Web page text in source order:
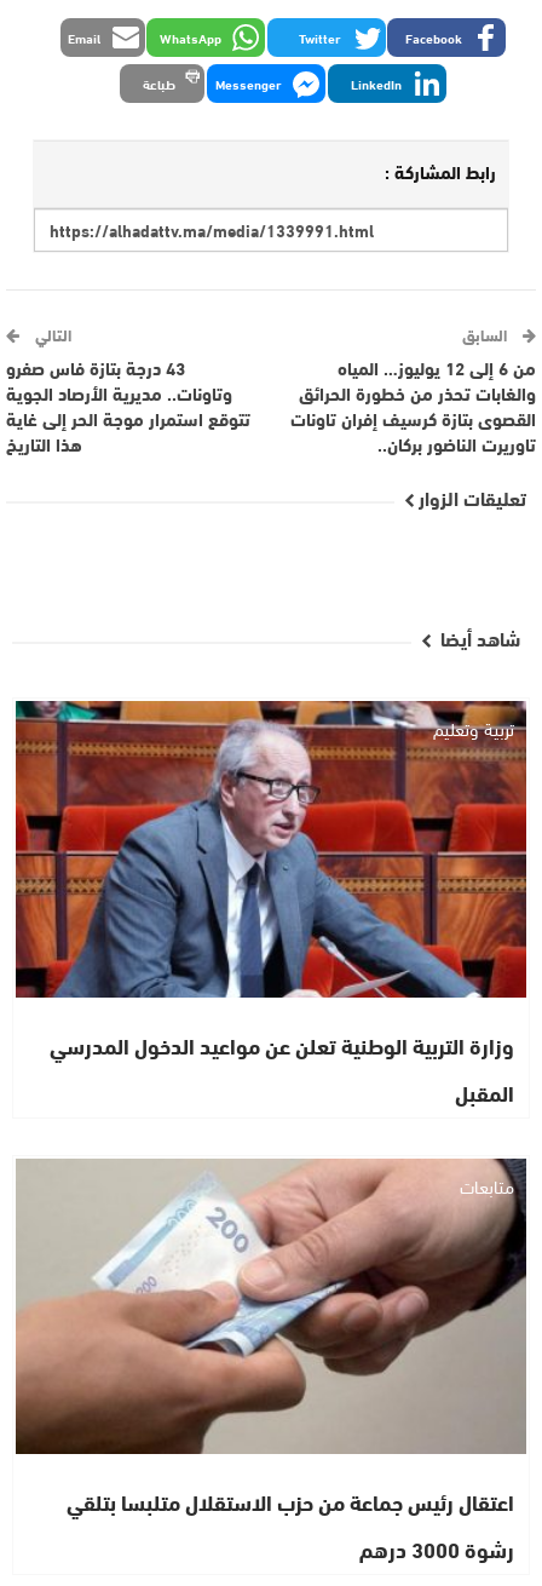
Facebook
Twitter
WhatsApp
Email
LinkedIn
Messenger طباعة
رابط المشاركة :
السابق
من 6 إلى 12 يوليوز… المياه
والغابات تحذر من خطورة الحرائق
القصوى بتازة كرسيف إفران تاونات
تاوريرت الناضور بركان..
التالي
43 درجة بتازة فاس صفرو
وتاونات.. مديرية الأرصاد الجوية
تتوقع استمرار موجة الحر إلى غاية
هذا التاريخ
تعليقات الزوار
شاهد أيضا
تربية وتعليم
وزارة التربية الوطنية تعلن عن مواعيد الدخول المدرسي
المقبل
متابعات
اعتقال رئيس جماعة من حزب الاستقلال متلبسا بتلقي
رشوة 3000 درهم